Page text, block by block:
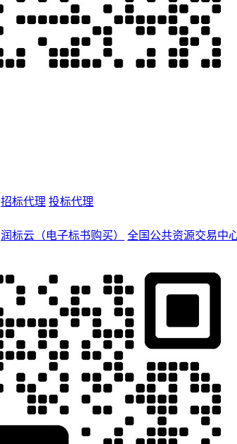
招标代理 投标代理
润标云（电子标书购买）
全国公共资源交易中